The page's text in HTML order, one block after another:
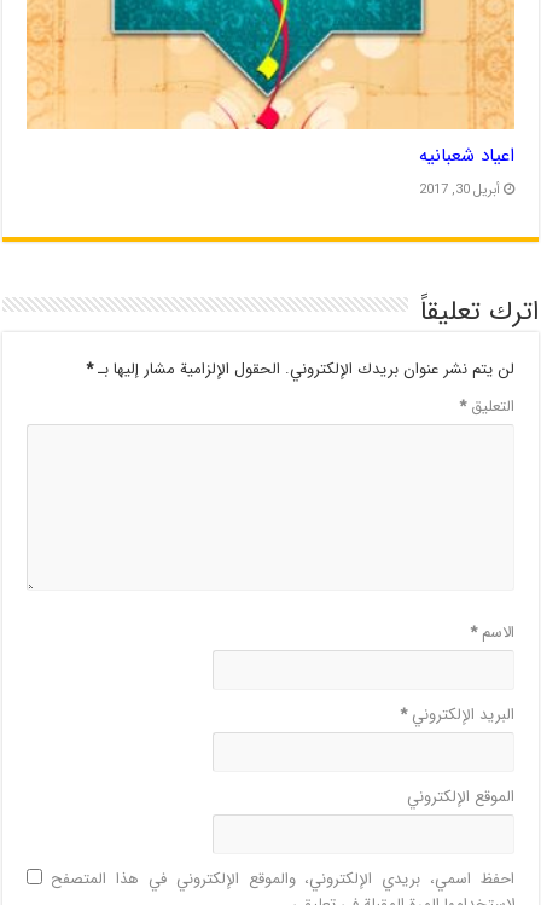
اعیاد شعبانیه
أبريل 30, 2017
اترك تعليقاً
لن يتم نشر عنوان بريدك الإلكتروني. الحقول الإلزامية مشار إليها بـ*
التعليق*
الاسم*
البريد الإلكتروني*
الموقع الإلكتروني
احفظ اسمي، بريدي الإلكتروني، والموقع الإلكتروني في هذا المتصفح